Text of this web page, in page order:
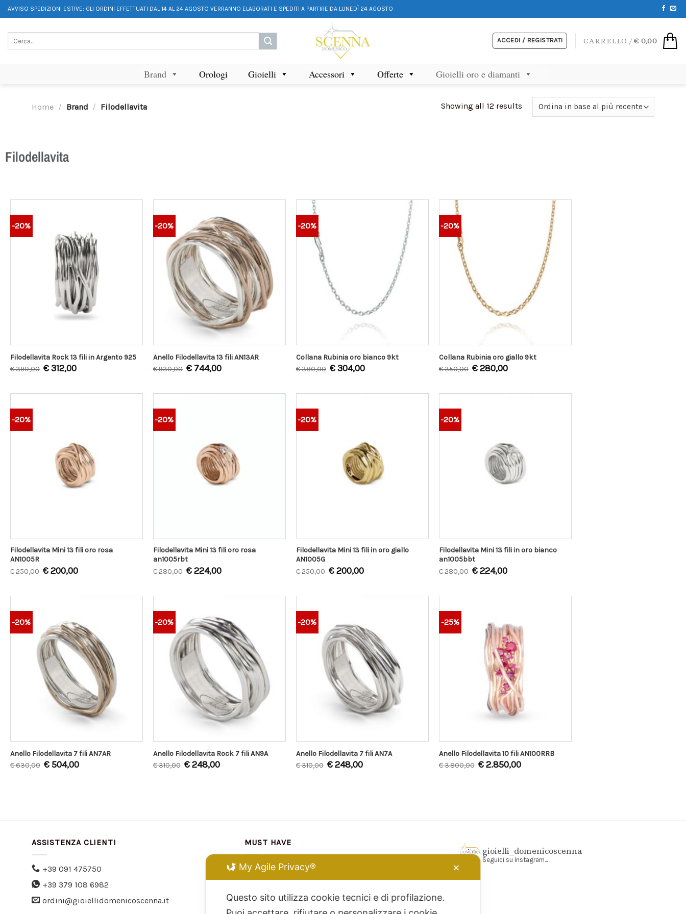
AVVISO SPEDIZIONI ESTIVE: GLI ORDINI EFFETTUATI DAL 14 AL 24 AGOSTO VERRANNO ELABORATI E SPEDITI A PARTIRE DA LUNEDÌ 24 AGOSTO
ACCEDI / REGISTRATI CARRELLO /€ 0,00
Brand Orologi Gioielli Accessori Offerte Gioielli oro e diamanti
Home / Brand / Filodellavita Showing all 12 results
Filodellavita
-20%
Filodellavita Rock 13 fili in Argento 925
€390,00 €312,00
-20%
Anello Filodellavita 13 fili AN13AR
€930,00 € 744,00
-20%
Collana Rubinia oro bianco 9kt
€380,00 €304,00
-20%
Collana Rubinia oro giallo 9kt
€350,00 €280,00
-20%
Filodellavita Mini 13 fili oro rosa
AN1005R
€250,00 €200,00
-20%
Filodellavita Mini 13 fili oro rosa
an1005rbt
€280,00 €224,00
-20%
Filodellavita Mini 13 fili in oro giallo
AN1005G
€250,00 €200,00
-20%
Filodellavita Mini 13 fili in oro bianco
an1005bbt
€280,00 €224,00
-20%
Anello Filodellavita 7 fili AN7AR
€630,00 €504,00
-20%
Anello Filodellavita Rock 7 fili AN9A
€310,00 €248,00
-20%
Anello Filodellavita 7 fili AN7A
€310,00 €248,00
-25%
Anello Filodellavita 10 fili AN100RRB
€3.800,00 €2.850,00
ASSISTENZA CLIENTI
+39 091 475750
+39 379 108 6982
ordini@gioiellidomenicoscenna.it
MUST HAVE
Chiara Ferragni
Dodo Mariani
gioielli_domenicoscenna
Seguici su Instagram...
My Agile Privacy® ✕
Questo sito utilizza cookie tecnici e di profilazione.